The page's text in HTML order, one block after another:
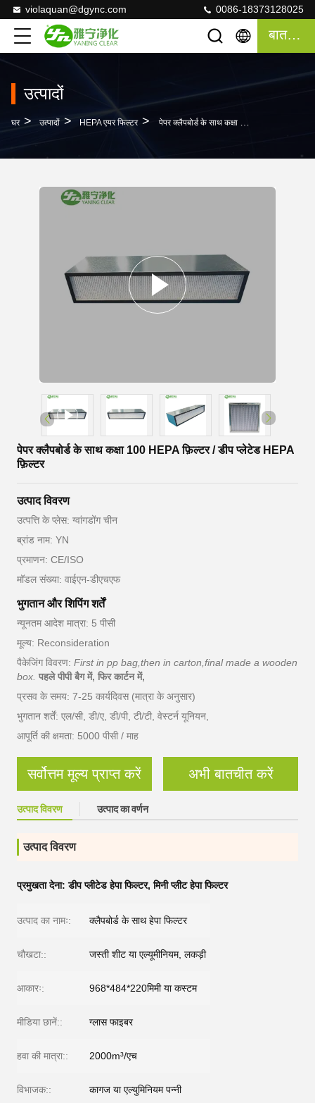
violaquan@dgync.com 0086-18373128025
बात करना
उत्पादों
घर > उत्पादों > HEPA एयर फिल्टर > पेपर क्लैपबोर्ड के साथ कक्षा 100 HEPA फ़िल्टर / डीप प्लेटेड HEPA फ़िल्टर
पेपर क्लैपबोर्ड के साथ कक्षा 100 HEPA फ़िल्टर / डीप प्लेटेड HEPA
फ़िल्टर
उत्पाद विवरण
उत्पत्ति के प्लेस: ग्वांगडोंग चीन
ब्रांड नाम: YN
प्रमाणन: CE/ISO
मॉडल संख्या: वाईएन-डीएचएफ
भुगतान और शिपिंग शर्तें
न्यूनतम आदेश मात्रा: 5 पीसी
मूल्य: Reconsideration
पैकेजिंग विवरण: First in pp bag,then in carton,final made a wooden
box. पहले पीपी बैग में, फिर कार्टन में,
प्रसव के समय: 7-25 कार्यदिवस (मात्रा के अनुसार)
भुगतान शर्तें: एल/सी, डी/ए, डी/पी, टी/टी, वेस्टर्न यूनियन,
आपूर्ति की क्षमता: 5000 पीसी / माह
सर्वोत्तम मूल्य प्राप्त करें अभी बातचीत करें
उत्पाद विवरण उत्पाद का वर्णन
उत्पाद विवरण
प्रमुखता देना:डीप प्लीटेड हेपा फिल्टर,मिनी प्लीट हेपा फिल्टर
उत्पाद का नामः: क्लैपबोर्ड के साथ हेपा फिल्टर
चौखटा:: जस्ती शीट या एल्यूमीनियम, लकड़ी
आकारः: 968*484*220मिमी या कस्टम
मीडिया छानें:: ग्लास फाइबर
हवा की मात्रा:: 2000m³/एच
विभाजक:: कागज या एल्युमिनियम पन्नी